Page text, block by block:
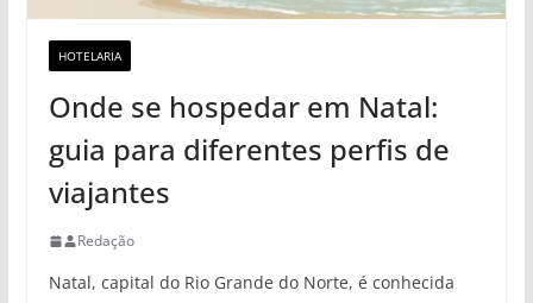
HOTELARIA
Onde se hospedar em Natal:
guia para diferentes perfis de
viajantes
Redação
Natal, capital do Rio Grande do Norte, é conhecida